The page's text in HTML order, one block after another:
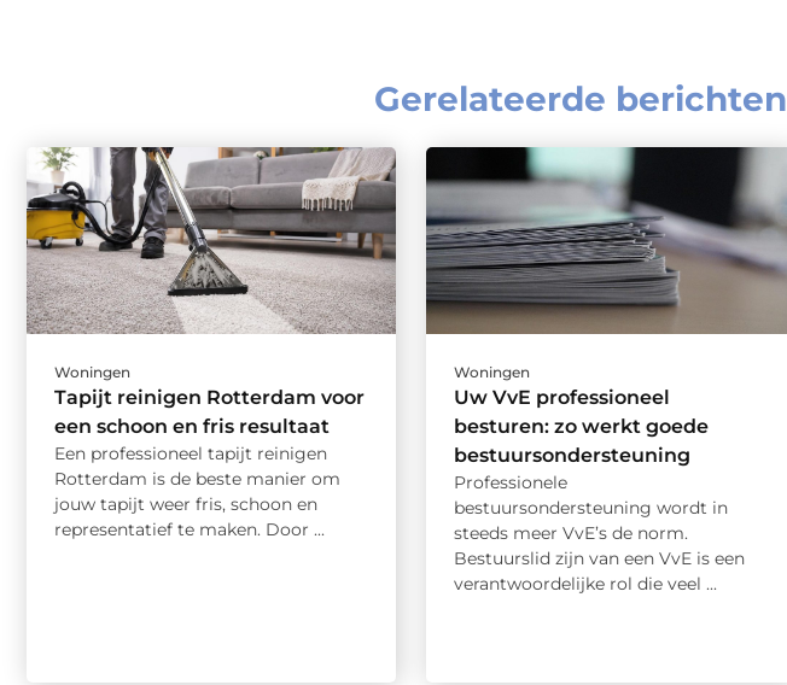
Gerelateerde berichten
Woningen
Tapijt reinigen Rotterdam voor
een schoon en fris resultaat
Een professioneel tapijt reinigen
Rotterdam is de beste manier om
jouw tapijt weer fris, schoon en
representatief te maken. Door ...
Woningen
Uw VvE professioneel
besturen: zo werkt goede
bestuursondersteuning
Professionele
bestuursondersteuning wordt in
steeds meer VvE’s de norm.
Bestuurslid zijn van een VvE is een
verantwoordelijke rol die veel ...